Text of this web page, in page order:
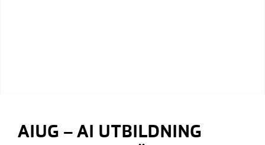
AIUG – AI UTBILDNING